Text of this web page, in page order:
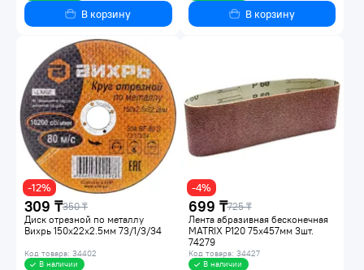
В корзину В корзину
309 ₸350 ₸
-12%
Диск отрезной по металлу
Вихрь 150х22х2.5мм 73/1/3/34
Код товара: 34402
В наличии
699 ₸725 ₸
-4%
Лента абразивная бесконечная
MATRIX P120 75x457мм 3шт.
74279
Код товара: 34427
В наличии